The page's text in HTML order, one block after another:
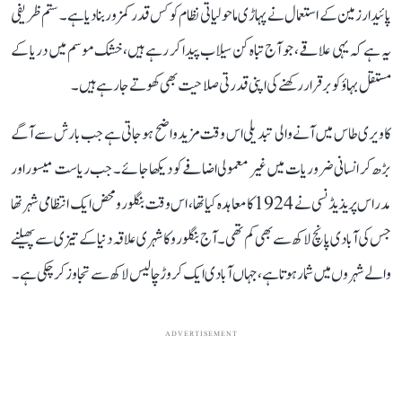
پائیدار زمین کے استعمال نے پہاڑی ماحولیاتی نظام کو کس قدر کمزور بنا دیا ہے۔ ستم ظریفی
یہ ہے کہ یہی علاقے، جو آج تباہ کن سیلاب پیدا کر رہے ہیں، خشک موسم میں دریا کے
مستقل بہاؤ کو برقرار رکھنے کی اپنی قدرتی صلاحیت بھی کھوتے جا رہے ہیں۔
کاویری طاس میں آنے والی تبدیلی اس وقت مزید واضح ہو جاتی ہے جب بارش سے آگے
بڑھ کر انسانی ضروریات میں غیر معمولی اضافے کو دیکھا جائے۔ جب ریاست میسور اور
مدراس پریذیڈنسی نے 1924 کا معاہدہ کیا تھا، اس وقت بنگلورو محض ایک انتظامی شہر تھا
جس کی آبادی پانچ لاکھ سے بھی کم تھی۔ آج بنگلورو کا شہری علاقہ دنیا کے تیزی سے پھیلنے
والے شہروں میں شمار ہوتا ہے، جہاں آبادی ایک کروڑ چالیس لاکھ سے تجاوز کر چکی ہے۔
ADVERTISEMENT